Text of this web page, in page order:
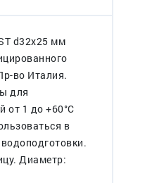
d32x25 мм
во Италия.
для
от 1 до +60°C
в
Диаметр: